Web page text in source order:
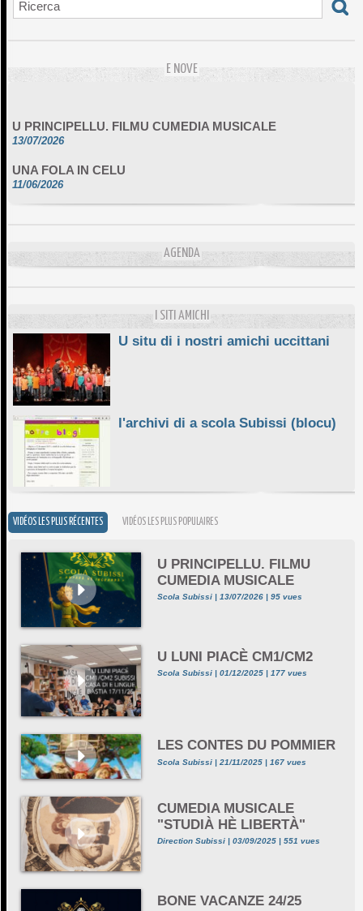
E NOVE
13/07/2026
11/06/2026
DA SCIMULÌ
L'ESSENZIALE CHÌ GHJÈ
10/06/2026
AGENDA
I SITI AMICHI
U situ di i nostri amichi uccittani
l'archivi di a scola Subissi (blocu)
VIDÉOS LES PLUS RÉCENTES VIDÉOS LES PLUS POPULAIRES
U PRINCIPELLU. FILMU
CUMEDIA MUSICALE
Scola Subissi | 13/07/2026 | 95 vues
U LUNI PIACÈ CM1/CM2
Scola Subissi | 01/12/2025 | 177 vues
LES CONTES DU POMMIER
Scola Subissi | 21/11/2025 | 167 vues
CUMEDIA MUSICALE
"STUDIÀ HÈ LIBERTÀ"
Direction Subissi | 03/09/2025 | 551 vues
BONE VACANZE 24/25